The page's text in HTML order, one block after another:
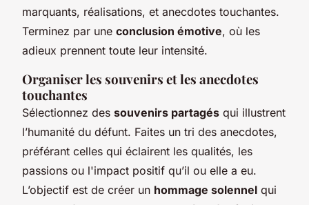
marquants, réalisations, et anecdotes touchantes.
Terminez par une conclusion émotive, où les
adieux prennent toute leur intensité.
Organiser les souvenirs et les anecdotes
touchantes
Sélectionnez des souvenirs partagés qui illustrent
l’humanité du défunt. Faites un tri des anecdotes,
préférant celles qui éclairent les qualités, les
passions ou l'impact positif qu’il ou elle a eu.
L’objectif est de créer un hommage solennel qui